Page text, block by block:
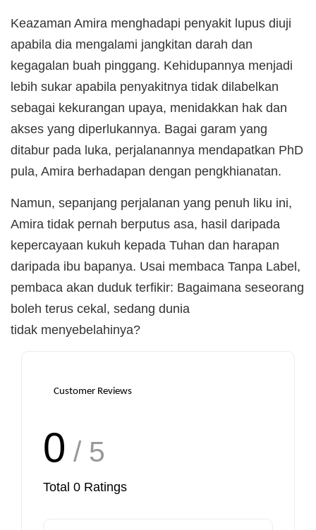
Keazaman Amira menghadapi penyakit lupus diuji
apabila dia mengalami jangkitan darah dan
kegagalan buah pinggang. Kehidupannya menjadi
lebih sukar apabila penyakitnya tidak dilabelkan
sebagai kekurangan upaya, menidakkan hak dan
akses yang diperlukannya. Bagai garam yang
ditabur pada luka, perjalanannya mendapatkan PhD
pula, Amira berhadapan dengan pengkhianatan.
Namun, sepanjang perjalanan yang penuh liku ini,
Amira tidak pernah berputus asa, hasil daripada
kepercayaan kukuh kepada Tuhan dan harapan
daripada ibu bapanya. Usai membaca Tanpa Label,
pembaca akan duduk terfikir: Bagaimana seseorang
boleh terus cekal, sedang dunia
tidak menyebelahinya?
Customer Reviews
0 / 5
Total 0 Ratings